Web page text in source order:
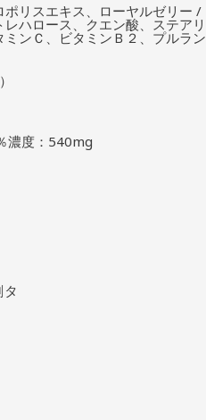
リスエキス、ローヤルゼリー /
ハロース、クエン酸、ステアリ
ミンＣ、ビタミンＢ２、プルラン
濃度：540mg